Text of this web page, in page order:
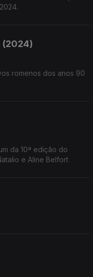
(2024)
romenos dos anos 90
da 10ª edição do
e Aline Belfort